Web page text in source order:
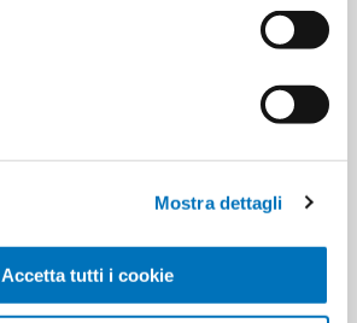
Mostra dettagli
Accetta tutti i cookie
MILK SPF 20 200 ML